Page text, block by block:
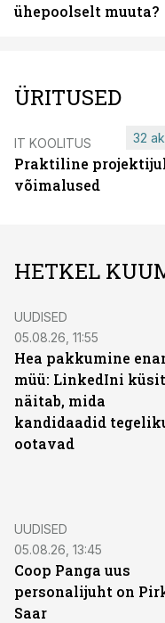
ühepoolselt muuta?
ÜRITUSED
IT KOOLITUS
Praktiline
võimalused
32
HETKEL
UUDISED
05.08.26, 11:55
Hea pakkumine
müü: LinkedIni
näitab, mida
kandidaadid
ootavad
UUDISED
05.08.26, 13:45
Coop Panga uus
personalijuht on
Saar